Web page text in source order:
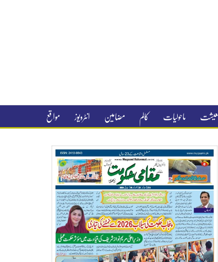
معیشت ماحولیات کالم مضامین انٹرویوز مواقع